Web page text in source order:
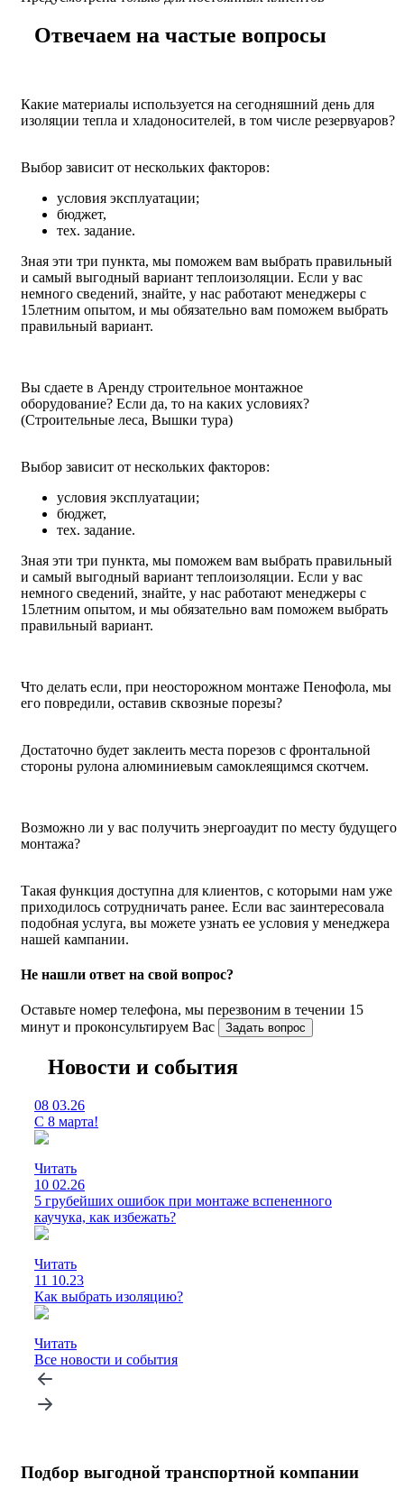
Отвечаем на частые вопросы
Какие материалы используется на сегодняшний день для
изоляции тепла и хладоносителей, в том числе резервуаров?
Выбор зависит от нескольких факторов:
условия эксплуатации;
бюджет,
тех. задание.
Зная эти три пункта, мы поможем вам выбрать правильный
и самый выгодный вариант теплоизоляции. Если у вас
немного сведений, знайте, у нас работают менеджеры с
15летним опытом, и мы обязательно вам поможем выбрать
правильный вариант.
Вы сдаете в Аренду строительное монтажное
оборудование? Если да, то на каких условиях?
(Строительные леса, Вышки тура)
Выбор зависит от нескольких факторов:
условия эксплуатации;
бюджет,
тех. задание.
Зная эти три пункта, мы поможем вам выбрать правильный
и самый выгодный вариант теплоизоляции. Если у вас
немного сведений, знайте, у нас работают менеджеры с
15летним опытом, и мы обязательно вам поможем выбрать
правильный вариант.
Что делать если, при неосторожном монтаже Пенофола, мы
его повредили, оставив сквозные порезы?
Достаточно будет заклеить места порезов с фронтальной
стороны рулона алюминиевым самоклеящимся скотчем.
Возможно ли у вас получить энергоаудит по месту будущего
монтажа?
Такая функция доступна для клиентов, с которыми нам уже
приходилось сотрудничать ранее. Если вас заинтересовала
подобная услуга, вы можете узнать ее условия у менеджера
нашей кампании.
Не нашли ответ на свой вопрос?
Оставьте номер телефона, мы перезвоним в течении 15
минут и проконсультируем Вас
Задать вопрос
Новости и события
08 03.26
С 8 марта!
Читать
10 02.26
5 грубейших ошибок при монтаже вспененного
каучука, как избежать?
Читать
11 10.23
Как выбрать изоляцию?
Читать
Все новости и события
Подбор выгодной транспортной компании